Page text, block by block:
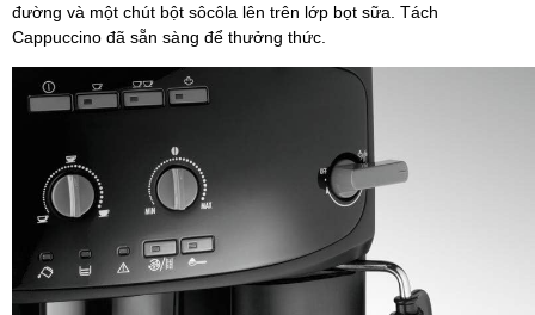
đường và một chút bột sôcôla lên trên lớp bọt sữa. Tách
Cappuccino đã sẵn sàng để thưởng thức.